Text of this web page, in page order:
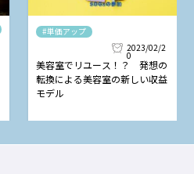
#単価アップ
2023/02/2
0
美容室でリユース！？ 発想の
転換による美容室の新しい収益
モデル